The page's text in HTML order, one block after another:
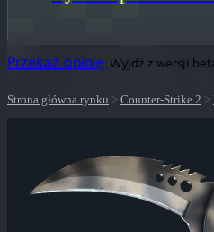
Przekaż opinię Wyjdź z wersji
Strona główna rynku > Counter-Strike 2 >